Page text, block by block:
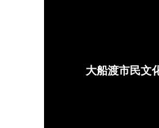
大船渡市民文